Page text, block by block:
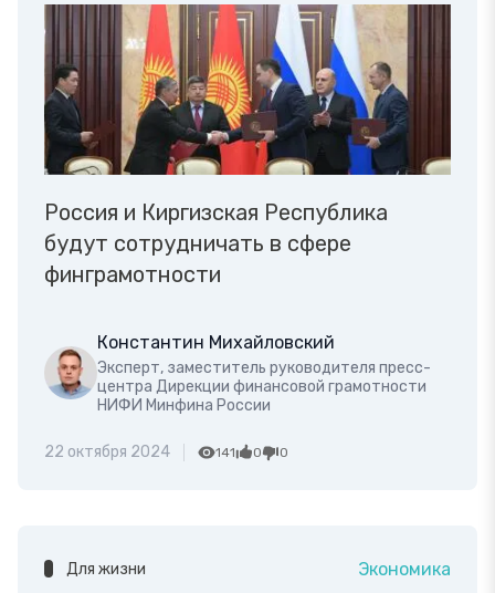
Россия и Киргизская Республика
будут сотрудничать в сфере
финграмотности
Константин Михайловский
Эксперт, заместитель руководителя пресс-
центра Дирекции финансовой грамотности
НИФИ Минфина России
22 октября 2024 141 0 0
Для жизни Экономика